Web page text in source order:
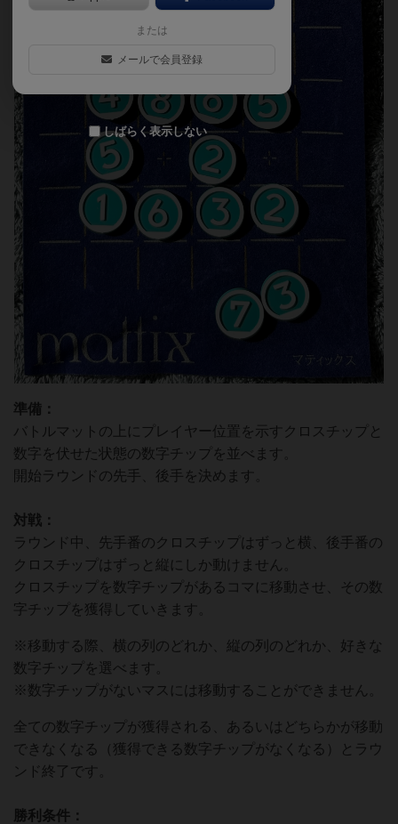
準備：
バトルマットの上にプレイヤー位置を示すクロスチップと
数字を伏せた状態の数字チップを並べます。
開始ラウンドの先手、後手を決めます。
対戦：
ラウンド中、先手番のクロスチップはずっと横、後手番の
クロスチップはずっと縦にしか動けません。
クロスチップを数字チップがあるコマに移動させ、その数
字チップを獲得していきます。
※移動する際、横の列のどれか、縦の列のどれか、好きな
数字チップを選べます。
※数字チップがないマスには移動することができません。
全ての数字チップが獲得される、あるいはどちらかが移動
できなくなる（獲得できる数字チップがなくなる）とラウ
ンド終了です。
勝利条件：
または
メールで会員登録
しばらく表示しない